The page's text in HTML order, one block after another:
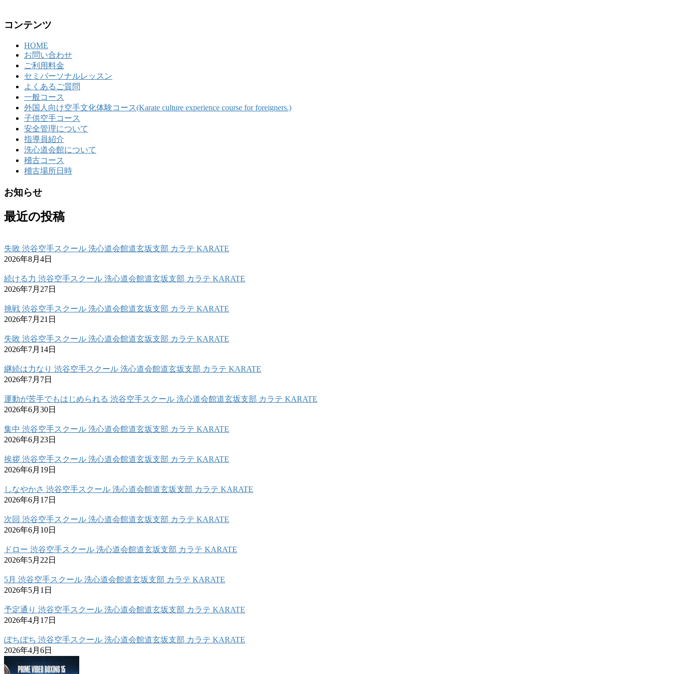
コンテンツ
HOME
お問い合わせ
ご利用料金
セミパーソナルレッスン
よくあるご質問
一般コース
外国人向け空手文化体験コース(Karate culture experience course for foreigners.)
子供空手コース
安全管理について
指導員紹介
洗心道会館について
稽古コース
稽古場所日時
お知らせ
最近の投稿
失敗 渋谷空手スクール 洗心道会館道玄坂支部 カラテ KARATE
2026年8月4日
続ける力 渋谷空手スクール 洗心道会館道玄坂支部 カラテ KARATE
2026年7月27日
挑戦 渋谷空手スクール 洗心道会館道玄坂支部 カラテ KARATE
2026年7月21日
失敗 渋谷空手スクール 洗心道会館道玄坂支部 カラテ KARATE
2026年7月14日
継続は力なり 渋谷空手スクール 洗心道会館道玄坂支部 カラテ KARATE
2026年7月7日
運動が苦手でもはじめられる 渋谷空手スクール 洗心道会館道玄坂支部 カラテ KARATE
2026年6月30日
集中 渋谷空手スクール 洗心道会館道玄坂支部 カラテ KARATE
2026年6月23日
挨拶 渋谷空手スクール 洗心道会館道玄坂支部 カラテ KARATE
2026年6月19日
しなやかさ 渋谷空手スクール 洗心道会館道玄坂支部 カラテ KARATE
2026年6月17日
次回 渋谷空手スクール 洗心道会館道玄坂支部 カラテ KARATE
2026年6月10日
ドロー 渋谷空手スクール 洗心道会館道玄坂支部 カラテ KARATE
2026年5月22日
5月 渋谷空手スクール 洗心道会館道玄坂支部 カラテ KARATE
2026年5月1日
予定通り 渋谷空手スクール 洗心道会館道玄坂支部 カラテ KARATE
2026年4月17日
ぼちぼち 渋谷空手スクール 洗心道会館道玄坂支部 カラテ KARATE
2026年4月6日